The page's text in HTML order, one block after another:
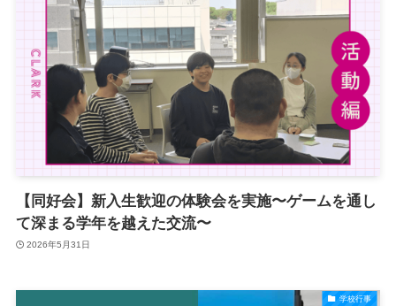
【同好会】新入生歓迎の体験会を実施〜ゲームを通し
て深まる学年を越えた交流〜
2026年5月31日
学校行事